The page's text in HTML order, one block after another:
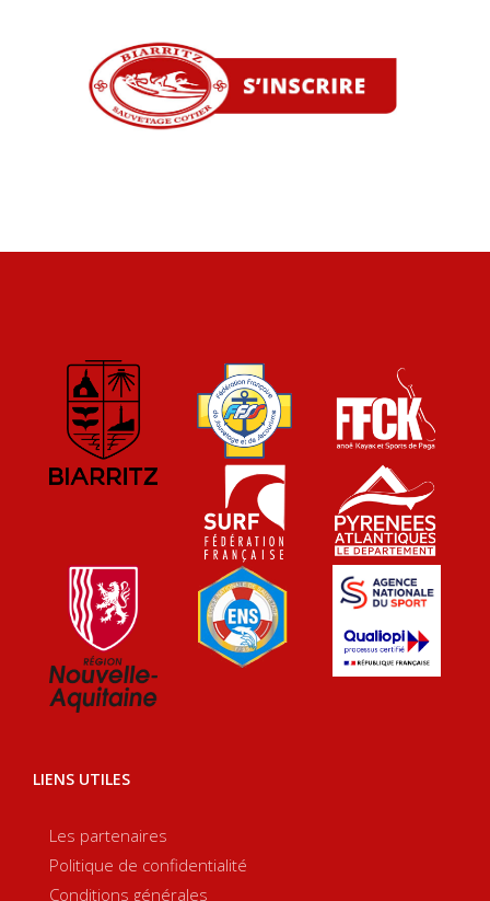
LIENS UTILES
Les partenaires
Politique de confidentialité
Conditions générales